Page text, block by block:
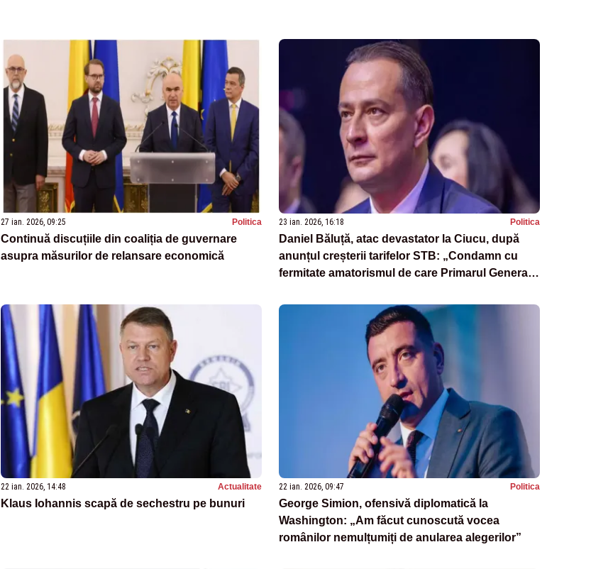
27 ian. 2026, 09:25 Politica
Continuă discuțiile din coaliția de guvernare
asupra măsurilor de relansare economică
23 ian. 2026, 16:18 Politica
Daniel Băluță, atac devastator la Ciucu, după
anunțul creșterii tarifelor STB: „Condamn cu
fermitate amatorismul de care Primarul General
22 ian. 2026, 14:48 Actualitate
Klaus Iohannis scapă de sechestru pe bunuri
22 ian. 2026, 09:47 Politica
George Simion, ofensivă diplomatică la
Washington: „Am făcut cunoscută vocea
românilor nemulțumiți de anularea alegerilor”